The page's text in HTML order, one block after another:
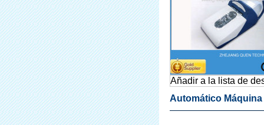
Añadir a la lista de
Automático Máquina